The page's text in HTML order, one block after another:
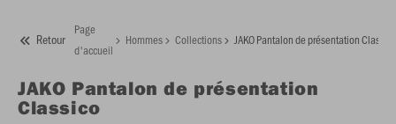
Retour
Page
d'accueil
Hommes Collections JAKO Pantalon de présentation Classico
JAKO Pantalon de présentation
Classico